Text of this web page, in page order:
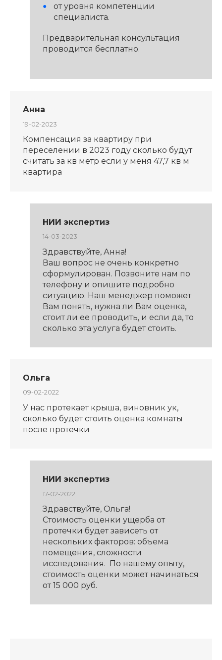
от уровня компетенции
специалиста.
Предварительная консультация
проводится бесплатно.
Анна
19-02-2023
Компенсация за квартиру при
переселении в 2023 году сколько будут
считать за кв метр если у меня 47,7 кв м
квартира
НИИ экспертиз
14-03-2023
Здравствуйте, Анна!
Ваш вопрос не очень конкретно
сформулирован. Позвоните нам по
телефону и опишите подробно
ситуацию. Наш менеджер поможет
Вам понять, нужна ли Вам оценка,
стоит ли ее проводить, и если да, то
сколько эта услуга будет стоить.
Ольга
09-02-2022
У нас протекает крыша, виновник ук,
сколько будет стоить оценка комнаты
после протечки
НИИ экспертиз
17-02-2022
Здравствуйте, Ольга!
Стоимость оценки ущерба от
протечки будет зависеть от
нескольких факторов: объема
помещения, сложности
исследования. По нашему опыту,
стоимость оценки может начинаться
от 15 000 руб.